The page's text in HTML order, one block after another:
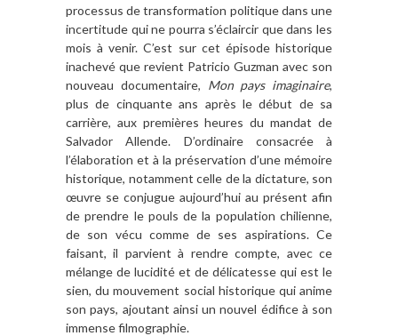
processus de transformation politique dans une
incertitude qui ne pourra s’éclaircir que dans les
mois à venir. C’est sur cet épisode historique
inachevé que revient Patricio Guzman avec son
nouveau documentaire, Mon pays imaginaire,
plus de cinquante ans après le début de sa
carrière, aux premières heures du mandat de
Salvador Allende. D’ordinaire consacrée à
l’élaboration et à la préservation d’une mémoire
historique, notamment celle de la dictature, son
œuvre se conjugue aujourd’hui au présent afin
de prendre le pouls de la population chilienne,
de son vécu comme de ses aspirations. Ce
faisant, il parvient à rendre compte, avec ce
mélange de lucidité et de délicatesse qui est le
sien, du mouvement social historique qui anime
son pays, ajoutant ainsi un nouvel édifice à son
immense filmographie.